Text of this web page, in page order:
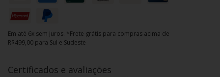
Em até 6x sem juros. *Frete grátis para compras acima de
R$499,00 para Sul e Sudeste
Certificados e avaliações